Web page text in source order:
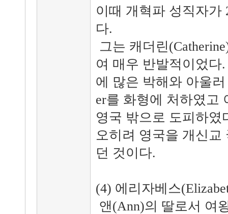
이때 개혁파 성직자가
다.
그는 캐더린
여 매우 반발적이었다
에 많은 박해와 아울
er를 화형에 처하였고
영국 밖으로 도피하였
오히려 영국을 개신교
던 것이다.
(4) 에리자베스
앤(Ann)의 딸로서 여